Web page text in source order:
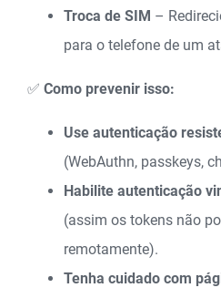
Troca de SIM –
para o telefone de um
✅ Como prevenir isso:
Use autenticação
(WebAuthn, passkeys,
Habilite autenticação
(assim os tokens não
remotamente).
Tenha cuidado com